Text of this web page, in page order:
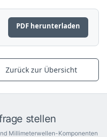
PDF herunterladen
Zurück zur Übersicht
stellen
Millimeterwellen-Komponenten